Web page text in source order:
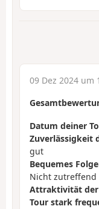
09 Dez 2024 um
Datum deiner
Zuverlässigkeit
gut
Bequemes
Nicht zutreffend
Attraktivität der
Tour stark